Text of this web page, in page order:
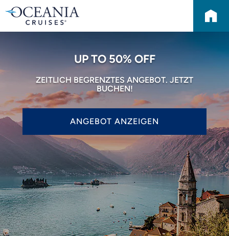
UP TO 50% OFF
ZEITLICH BEGRENZTES ANGEBOT. JETZT
BUCHEN!
ANGEBOT ANZEIGEN